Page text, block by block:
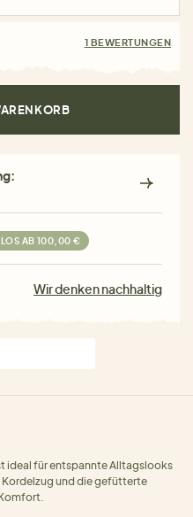
1 BEWERTUNGEN
AB 100,00 €
Wir denken nachhaltig
ideal für entspannte Alltagslooks
Kordelzug und die gefütterte